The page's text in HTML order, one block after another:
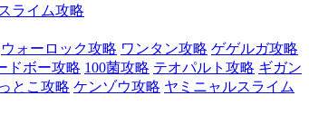
ライム攻略
ウォーロック攻略 ワンタン攻略 ゲゲルガ攻略
ドボー攻略 100菌攻略 テオパルト攻略 ギガン
とこ攻略 ケンゾウ攻略 ヤミニャルスライム